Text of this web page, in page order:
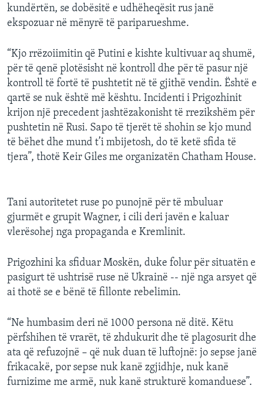
kundërtën, se dobësitë e udhëheqësit rus janë
ekspozuar në mënyrë të pariparueshme.
“Kjo rrëzoiimitin që Putini e kishte kultivuar aq shumë,
për të qenë plotësisht në kontroll dhe për të pasur një
kontroll të fortë të pushtetit në të gjithë vendin. Është e
qartë se nuk është më kështu. Incidenti i Prigozhinit
krijon një precedent jashtëzakonisht të rrezikshëm për
pushtetin në Rusi. Sapo të tjerët të shohin se kjo mund
të bëhet dhe mund t’i mbijetosh, do të ketë sfida të
tjera”, thotë Keir Giles me organizatën Chatham House.
Tani autoritetet ruse po punojnë për të mbuluar
gjurmët e grupit Wagner, i cili deri javën e kaluar
vlerësohej nga propaganda e Kremlinit.
Prigozhini ka sfiduar Moskën, duke folur për situatën e
pasigurt të ushtrisë ruse në Ukrainë -- një nga arsyet që
ai thotë se e bënë të fillonte rebelimin.
“Ne humbasim deri në 1000 persona në ditë. Këtu
përfshihen të vrarët, të zhdukurit dhe të plagosurit dhe
ata që refuzojnë – që nuk duan të luftojnë: jo sepse janë
frikacakë, por sepse nuk kanë zgjidhje, nuk kanë
furnizime me armë, nuk kanë strukturë komanduese”.